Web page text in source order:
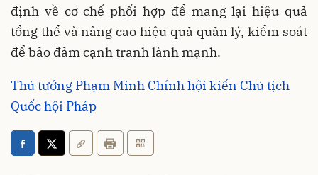
định về cơ chế phối hợp để mang lại hiệu quả
tổng thể và nâng cao hiệu quả quản lý, kiểm soát
để bảo đảm cạnh tranh lành mạnh.
Thủ tướng Phạm Minh Chính hội kiến Chủ tịch
Quốc hội Pháp